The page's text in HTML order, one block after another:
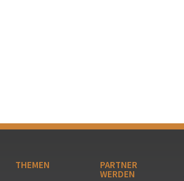
THEMEN PARTNER
WERDEN